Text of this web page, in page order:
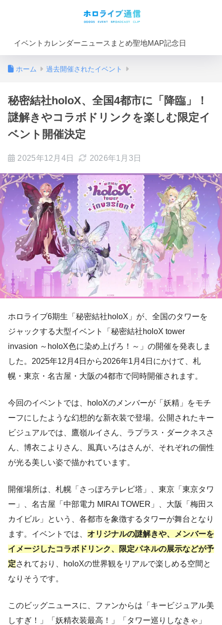
イベントカレンダーニュースまとめ聖地MAP記念日
ホーム 過去開催されたイベント
秘密結社holoX、全国4都市に「降臨」！
謎解きやコラボドリンクを楽しむ限定イ
ベント開催決定
2025年12月4日 2026年1月3日
ホロライブ6期生「秘密結社holoX」が、全国のタワーを
ジャックする大型イベント「秘密結社holoX tower
invasion ～holoX色に染め上げろ！～」の開催を発表しま
した。2025年12月4日から2026年1月4日にかけて、札
幌・東京・名古屋・大阪の4都市で同時開催されます。
今回のイベントでは、holoXのメンバーが「妖精」をモチ
ーフにしたような幻想的な新衣装で登場。公開されたキー
ビジュアルでは、鷹嶺ルイさん、ラプラス・ダークネスさ
ん、博衣こよりさん、風真いろはさんが、それぞれの個性
が光る美しい姿で描かれています。
開催場所は、札幌「さっぽろテレビ塔」、東京「東京タワ
ー」、名古屋「中部電力 MIRAI TOWER」、大阪「梅田ス
カイビル」という、各都市を象徴するタワーが舞台となり
ます。イベントでは、 オリジナルの謎解きや、メンバーを
イメージしたコラボドリンク、限定パネルの展示などが予
定されており、holoXの世界観をリアルで楽しめる空間と
なりそうです。
このビッグニュースに、ファンからは「キービジュアル美
しすぎ！」「妖精衣装最高！」「タワー巡りしなきゃ」